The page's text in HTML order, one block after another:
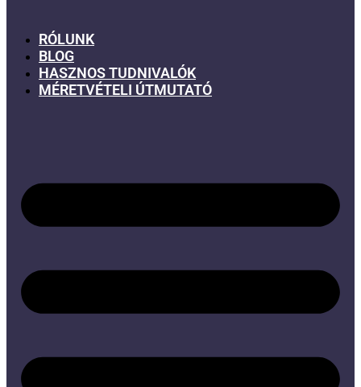
RÓLUNK
BLOG
HASZNOS TUDNIVALÓK
MÉRETVÉTELI ÚTMUTATÓ